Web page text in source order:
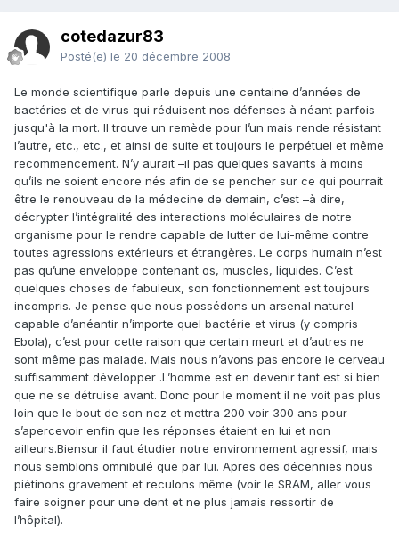
cotedazur83
Posté(e) le 20 décembre 2008
Le monde scientifique parle depuis une centaine d’années de
bactéries et de virus qui réduisent nos défenses à néant parfois
jusqu'à la mort. Il trouve un remède pour l’un mais rende résistant
l’autre, etc., etc., et ainsi de suite et toujours le perpétuel et même
recommencement. N’y aurait –il pas quelques savants à moins
qu’ils ne soient encore nés afin de se pencher sur ce qui pourrait
être le renouveau de la médecine de demain, c’est –à dire,
décrypter l’intégralité des interactions moléculaires de notre
organisme pour le rendre capable de lutter de lui-même contre
toutes agressions extérieurs et étrangères. Le corps humain n’est
pas qu’une enveloppe contenant os, muscles, liquides. C’est
quelques choses de fabuleux, son fonctionnement est toujours
incompris. Je pense que nous possédons un arsenal naturel
capable d’anéantir n’importe quel bactérie et virus (y compris
Ebola), c’est pour cette raison que certain meurt et d’autres ne
sont même pas malade. Mais nous n’avons pas encore le cerveau
suffisamment développer .L’homme est en devenir tant est si bien
que ne se détruise avant. Donc pour le moment il ne voit pas plus
loin que le bout de son nez et mettra 200 voir 300 ans pour
s’apercevoir enfin que les réponses étaient en lui et non
ailleurs.Biensur il faut étudier notre environnement agressif, mais
nous semblons omnibulé que par lui. Apres des décennies nous
piétinons gravement et reculons même (voir le SRAM, aller vous
faire soigner pour une dent et ne plus jamais ressortir de
l’hôpital).